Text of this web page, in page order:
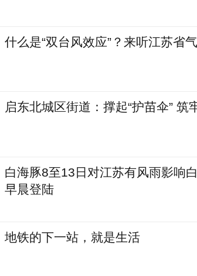
什么是“双台风效应”？来听江苏省
启东北城区街道：撑起“护苗伞” 筑
白海豚8至13日对江苏有风雨影响
早晨登陆
地铁的下一站，就是生活